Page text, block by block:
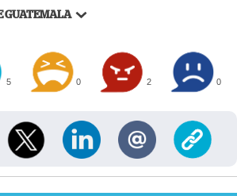
GUATEMALA
5 0 2 0